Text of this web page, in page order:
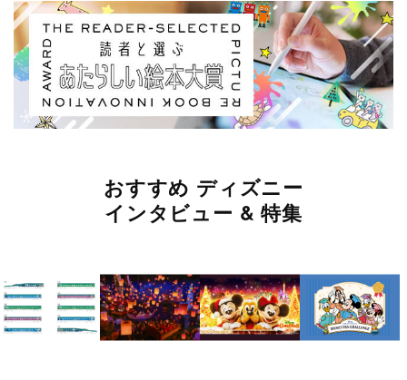
おすすめ ディズニー
インタビュー & 特集